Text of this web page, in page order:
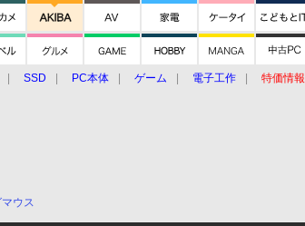
SSD PC本体 ゲーム 電子工作 特価情報
ウス